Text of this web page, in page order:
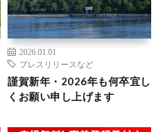
2026.01.01
プレスリリースなど
謹賀新年・2026年も何卒宜し
くお願い申し上げます